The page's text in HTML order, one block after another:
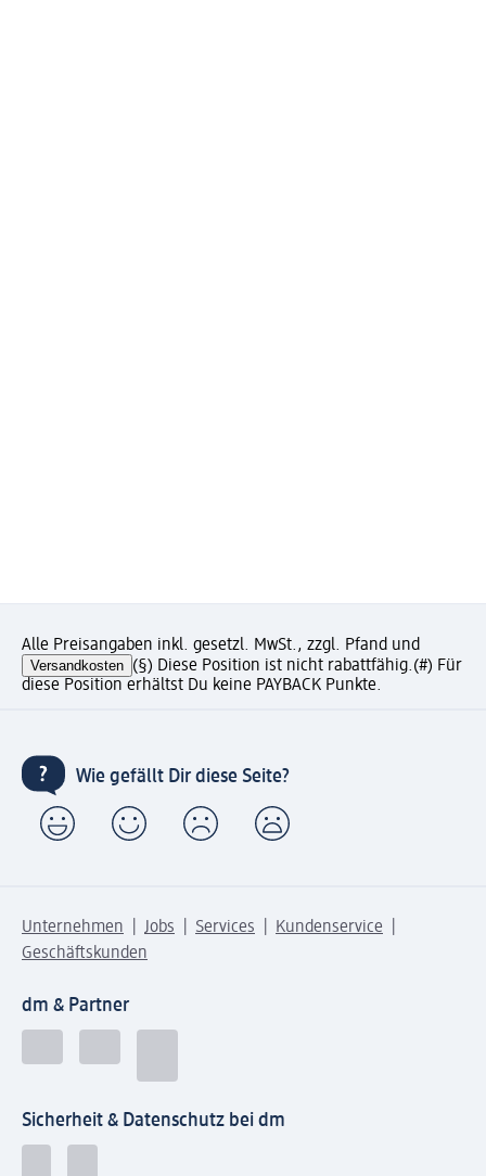
Alle Preisangaben inkl. gesetzl. MwSt., zzgl. Pfand und
Versandkosten (§) Diese Position ist nicht rabattfähig.(#) Für
diese Position erhältst Du keine PAYBACK Punkte.
Wie gefällt Dir diese Seite?
Unternehmen Jobs Services
Kundenservice
Geschäftskunden
dm & Partner
Sicherheit & Datenschutz bei dm